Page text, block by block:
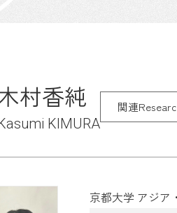
村香純
KIMURA
関連
京都大学 アジア